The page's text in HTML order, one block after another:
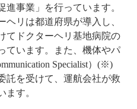
事業」を行っています。
ヘリは都道府県が導入し、
てドクターヘリ基地病院の
ています。また、機体やパ
Specialist）(※)
託を受けて、運航会社が救
ます。